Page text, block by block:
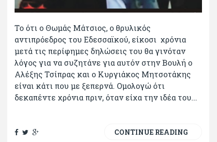
Το ότι ο Θωμάς Μάτσιος, ο θρυλικός
αντιπρόεδρος του Εδεσσαϊκού, είκοσι χρόνια
μετά τις περίφημες δηλώσεις του θα γινόταν
λόγος για να συζητάνε για αυτόν στην Βουλή ο
Αλέξης Τσίπρας και ο Κυργιάκος Μητσοτάκης
είναι κάτι που με ξεπερνά. Ομολογώ ότι
δεκαπέντε χρόνια πριν, όταν είχα την ιδέα του...
CONTINUE READING